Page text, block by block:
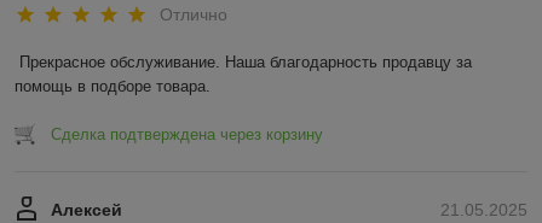
Отлично
Прекрасное обслуживание. Наша благодарность продавцу за
помощь в подборе товара.
Сделка подтверждена через корзину
21.05.2025
Алексей